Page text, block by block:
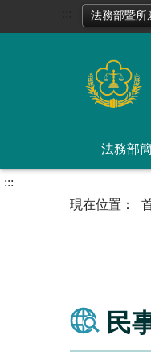
法務部暨所
法務部
:::
民